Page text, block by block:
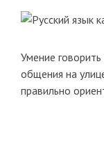
Умение
общения на
правильно